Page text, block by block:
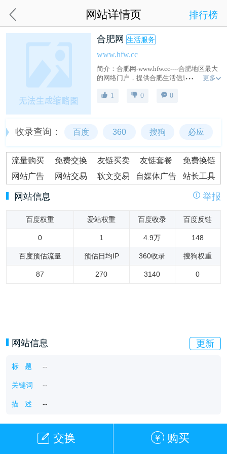
网站详情页 排行榜
合肥网 生活服务
www.hfw.cc
简介：合肥网-www.hfw.cc----合肥地区最大
的网络门户，提供合肥生活信息，合肥吃
更多
1 0 0
收录查询： 百度 360 搜狗 必应
流量购买 免费交换 友链买卖 友链套餐
免费换链
网站广告
网站交易 软文交易 自媒体广告 站长工具
网站信息 举报
百度权重 爱站权重 百度收录 百度反链
0 1 4.9万 148
百度预估流量 预估日均IP 360收录 搜狗权重
87 270 3140 0
网站信息 更新
标 题 --
关键词 --
描 述 --
交换 购买